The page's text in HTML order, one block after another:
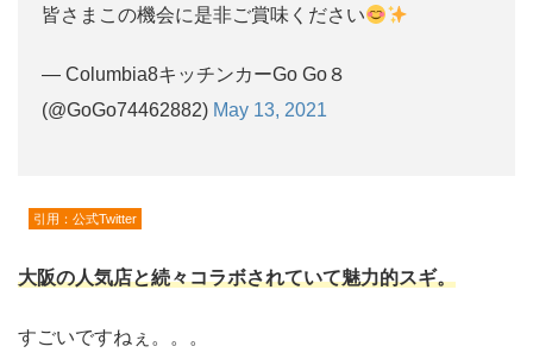
皆さまこの機会に是非ご賞味ください
— Columbia8キッチンカーGo Go８
(@GoGo74462882) May 13, 2021
引用：公式Twitter
大阪の人気店と続々コラボされていて魅力的スギ。
すごいですねぇ。。。